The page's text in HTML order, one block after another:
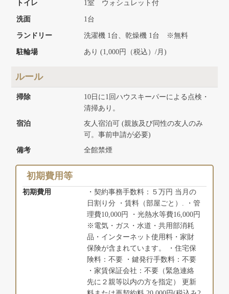
トイレ 1室 ウォシュレット付
洗面 1台
ランドリー 洗濯機 1台、乾燥機 1台 ※無料
駐輪場 あり (1,000円（税込）/月)
ルール
掃除
10日に1回ハウスキーパーによる点検・
清掃あり。
宿泊
友人宿泊可 (親族及び同性の友人のみ
可。事前申請が必要)
備考
全館禁煙
初期費用等
初期費用
・契約事務手数料：５万円 当月の
日割り分 ・賃料（部屋ごと）. ・管
理費10,000円 ・光熱水等費16,000円
※電気・ガス・水道・共用部消耗
品・インターネット使用料・家財
保険が含まれています。 ・住宅保
険料：不要 ・鍵発行手数料：不要
・家賃保証会社：不要（緊急連絡
先に２親等以内の方を指定） 更新